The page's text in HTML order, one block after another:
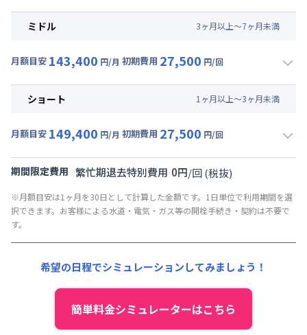
月額賃料目安(30日利用)
光熱費他 : 24,000円/月 (800円/日) (税抜)
その他費用 :
ミドル 3ヶ月以上～7ヶ月未満
月額目安 143,400 円/月 初期費用 27,500 円/回
月額賃料目安(30日利用)
光熱費他 : 24,000円/月 (800円/日) (税抜)
その他費用 :
ショート 1 ヶ月以上～3ヶ月未満
月額目安 149,400 円/月 初期費用 27,500 円/回
月額賃料目安(30日利用)
光熱費他 : 24,000円/月 (800円/日) (税抜)
清掃料他 :
その他費用 :
期間限定費用 繁忙期退去特別費用 0円/回(税抜)
※月額目安は1ヶ月を30日として計算した金額です。1日単位で利用期間を選
択できます。お客様による水道・電気・ガス等の開栓手続き・契約は不要で
す。
希望の日程でシミュレーションしてみましょう！
簡単料金シミュレーターはこちら